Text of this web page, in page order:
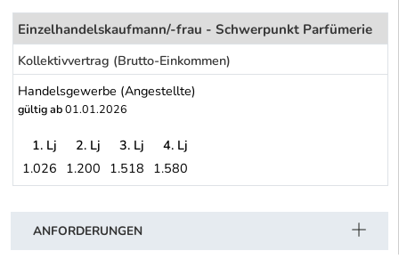
Einzelhandelskaufmann/-frau - Schwerpunkt Parfümerie
Kollektivvertrag (Brutto-Einkommen)
Handelsgewerbe (Angestellte)
gültig ab01.01.2026
Handelsgewerbe (Angestellte)
1. Lj 2. Lj 3. Lj
4. Lj
1.026 1.200 1.518 1.580
ANFORDERUNGEN